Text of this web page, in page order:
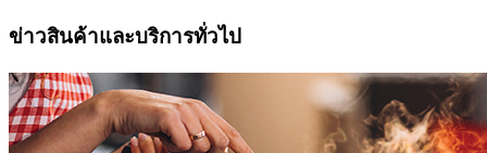
ข่าวสินค้าและบริการทั่วไป